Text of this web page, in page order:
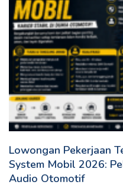
Lowongan Pekerjaan
System Mobil 2026:
Audio Otomotif